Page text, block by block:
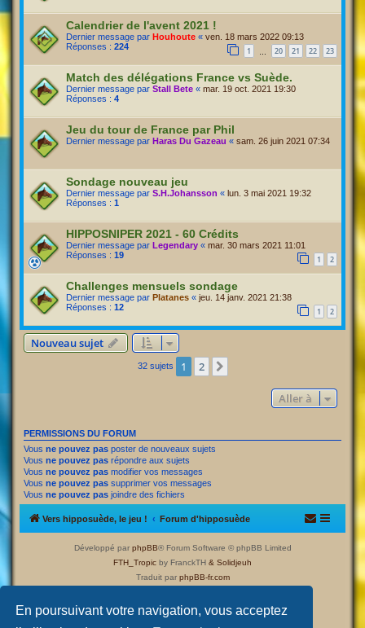
En poursuivant votre navigation, vous acceptez
Calendrier de l'avent 2021 !
Dernier message par Houhoute « ven. 18 mars 2022 09:13
Réponses : 224 1 20 21 22 23
Match des délégations France vs Suède.
Dernier message par Stall Bete « mar. 19 oct. 2021 19:30
Réponses : 4
Jeu du tour de France par Phil
Dernier message par Haras Du Gazeau « sam. 26 juin 2021 07:34
Sondage nouveau jeu
Dernier message par S.H.Johansson « lun. 3 mai 2021 19:32
Réponses : 1
HIPPOSNIPER 2021 - 60 Crédits
Dernier message par Legendary « mar. 30 mars 2021 11:01
Réponses : 19 1 2
Challenges mensuels sondage
Dernier message par Platanes « jeu. 14 janv. 2021 21:38
Réponses : 12 1 2
Nouveau sujet
32 sujets 1 2
Aller à
PERMISSIONS DU FORUM
Vous ne pouvez pas poster de nouveaux sujets
Vous ne pouvez pas répondre aux sujets
Vous ne pouvez pas modifier vos messages
Vous ne pouvez pas supprimer vos messages
Vous ne pouvez pas joindre des fichiers
Vers hipposuède, le jeu ! Forum d'hipposuède
Développé par phpBB® Forum Software © phpBB Limited
FTH_Tropic by FranckTH & Solidjeuh
Traduit par phpBB-fr.com